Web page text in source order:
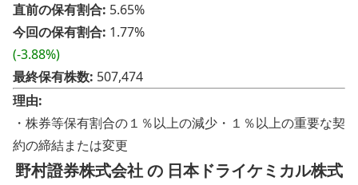
直前の保有割合: 5.65%
今回の保有割合: 1.77%
(-3.88%)
最終保有株数: 507,474
理由:
・株券等保有割合の１％以上の減少・１％以上の重要な契
約の締結または変更
野村證券株式会社 の 日本ドライケミカル株式